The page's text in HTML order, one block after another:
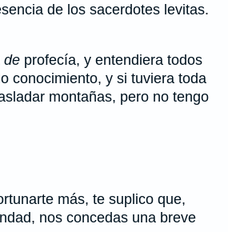
de los sacerdotes levitas.
de profecía, y entendiera todos
conocimiento, y si tuviera toda
montañas, pero no tengo
más, te suplico que,
nos concedas una breve